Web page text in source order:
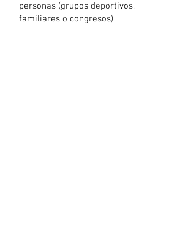
personas (grupos deportivos,
familiares o congresos)